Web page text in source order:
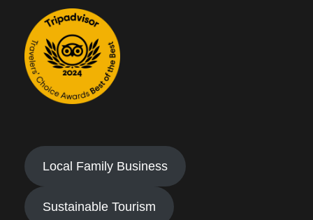
Local Family Business
Sustainable Tourism